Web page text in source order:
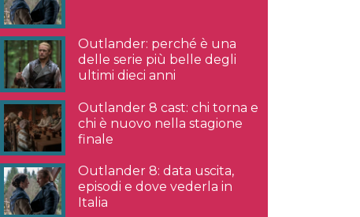
Outlander: perché è una
delle serie più belle degli
ultimi dieci anni
Outlander 8 cast: chi torna e
chi è nuovo nella stagione
finale
Outlander 8: data uscita,
episodi e dove vederla in
Italia